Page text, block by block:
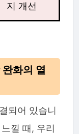
지 개선
화의 열
되어 있습니
낄 때, 우리